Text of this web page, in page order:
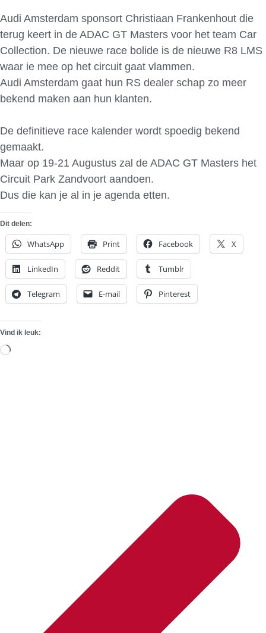
Audi Amsterdam sponsort Christiaan Frankenhout die
terug keert in de ADAC GT Masters voor het team Car
Collection. De nieuwe race bolide is de nieuwe R8 LMS
waar ie mee op het circuit gaat vlammen.
Audi Amsterdam gaat hun RS dealer schap zo meer
bekend maken aan hun klanten.
De definitieve race kalender wordt spoedig bekend
gemaakt.
Maar op 19-21 Augustus zal de ADAC GT Masters het
Circuit Park Zandvoort aandoen.
Dus die kan je al in je agenda etten.
Dit delen:
WhatsApp Print Facebook X
LinkedIn Reddit Tumblr
Telegram E-mail Pinterest
Vind ik leuk:
Aan